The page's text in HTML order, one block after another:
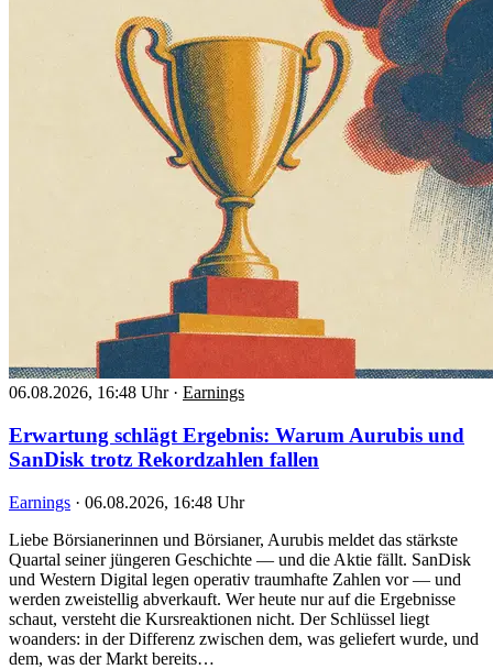
06.08.2026, 16:48 Uhr · Earnings
Erwartung schlägt Ergebnis: Warum Aurubis und
SanDisk trotz Rekordzahlen fallen
Earnings · 06.08.2026, 16:48 Uhr
Liebe Börsianerinnen und Börsianer, Aurubis meldet das stärkste
Quartal seiner jüngeren Geschichte — und die Aktie fällt. SanDisk
und Western Digital legen operativ traumhafte Zahlen vor — und
werden zweistellig abverkauft. Wer heute nur auf die Ergebnisse
schaut, versteht die Kursreaktionen nicht. Der Schlüssel liegt
woanders: in der Differenz zwischen dem, was geliefert wurde, und
dem, was der Markt bereits…